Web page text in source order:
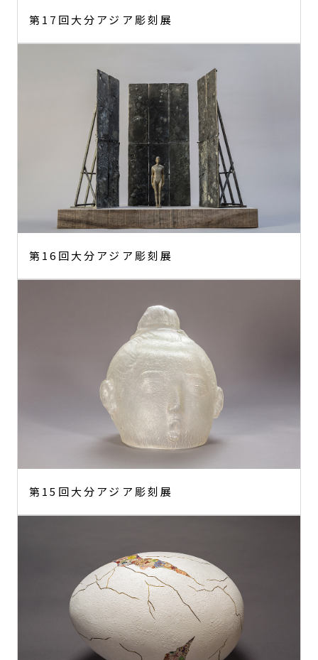
News
Entry
About/Access
Archive
language
日本語
English
中文
ไทย
Bahasa Melayu
第17回大分アジア彫刻展
第16回大分アジア彫刻展
第15回大分アジア彫刻展